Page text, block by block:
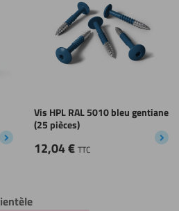
Vis HPL RAL 5010 bleu gentiane
(25 pièces)
12,04€ TTC